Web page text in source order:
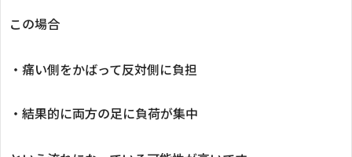
この場合
・痛い側をかばって反対側に負担
・結果的に両方の足に負荷が集中